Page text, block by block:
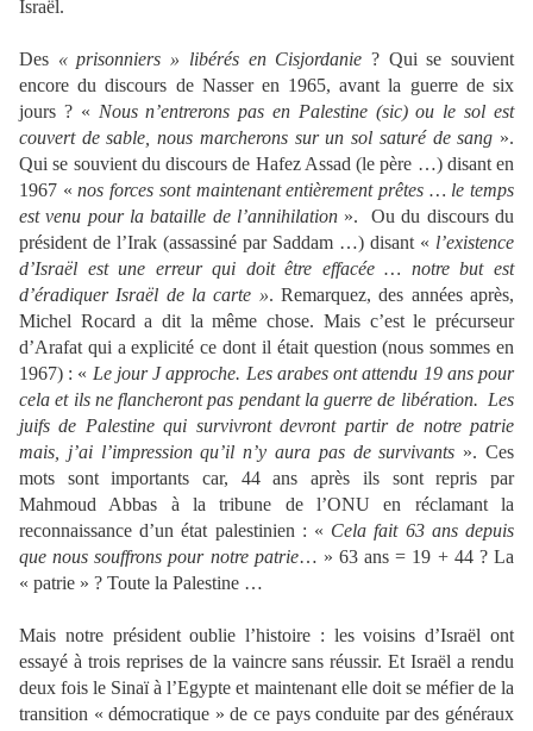
Israël.
Des « prisonniers » libérés en Cisjordanie ? Qui se souvient
encore du discours de Nasser en 1965, avant la guerre de six
jours ? « Nous n’entrerons pas en Palestine (sic) ou le sol est
couvert de sable, nous marcherons sur un sol saturé de sang ».
Qui se souvient du discours de Hafez Assad (le père …) disant en
1967 «nos forces sont maintenant entièrement prêtes … le temps
est venu pour la bataille de l’annihilation ». Ou du discours du
président de l’Irak (assassiné par Saddam …) disant « l’existence
d’Israël est une erreur qui doit être effacée … notre but est
d’éradiquer Israël de la carte ». Remarquez, des années après,
Michel Rocard a dit la même chose. Mais c’est le précurseur
d’Arafat qui a explicité ce dont il était question (nous sommes en
1967) : « Le jour J approche. Les arabes ont attendu 19 ans pour
cela et ils ne flancheront pas pendant la guerre de libération. Les
juifs de Palestine qui survivront devront partir de notre patrie
mais, j’ai l’impression qu’il n’y aura pas de survivants ». Ces
mots sont importants car, 44 ans après ils sont repris par
Mahmoud Abbas à la tribune de l’ONU en réclamant la
reconnaissance d’un état palestinien : « Cela fait 63 ans depuis
que nous souffrons pour notre patrie… » 63 ans = 19 + 44 ? La
« patrie » ? Toute la Palestine …
Mais notre président oublie l’histoire : les voisins d’Israël ont
essayé à trois reprises de la vaincre sans réussir. Et Israël a rendu
deux fois le Sinaï à l’Egypte et maintenant elle doit se méfier de la
transition « démocratique » de ce pays conduite par des généraux